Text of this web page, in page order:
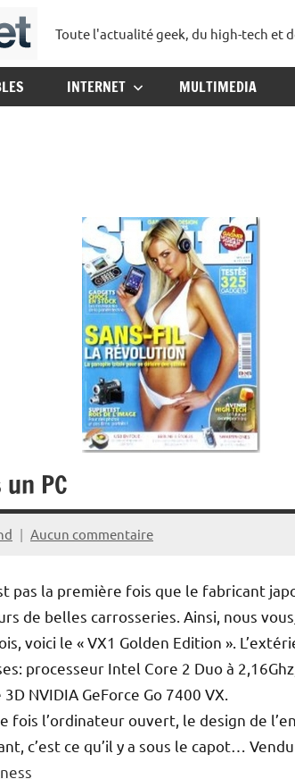
lebloggadget
Toute l'actualité geek, du high-tech et
INTERNET MULTIMEDIA
PC
Aucun commentaire
pas la première fois que le fabricant
de belles carrosseries. Ainsi, nous vous
voici le « VX1 Golden Edition ».
processeur Intel Core 2 Duo à
NVIDIA GeForce Go 7400 VX.
fois l’ordinateur ouvert, le design de
c’est ce qu’il y a sous le capot…